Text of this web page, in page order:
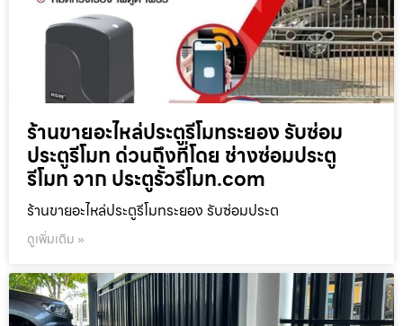
ร้านขายอะไหล่ประตูรีโมทระยอง รับซ่อม
ประตูรีโมท ด่วนถึงที่โดย ช่างซ่อมประตู
รีโมท จาก ประตูรั้วรีโมท.com
ร้านขายอะไหล่ประตูรีโมทระยอง รับซ่อมประต
ดูเพิ่มเติม »